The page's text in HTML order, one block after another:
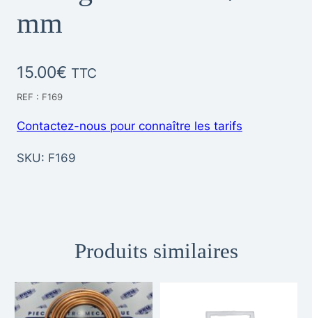
mm
15.00€ TTC
REF : F169
Contactez-nous pour connaître les tarifs
SKU: F169
Produits similaires